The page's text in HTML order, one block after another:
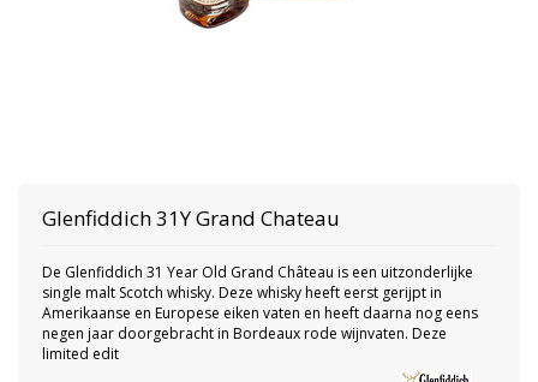
Glenfiddich31Y Grand Chateau
De Glenfiddich 31 Year Old Grand Château is een uitzonderlijke
single malt Scotch whisky. Deze whisky heeft eerst gerijpt in
Amerikaanse en Europese eiken vaten en heeft daarna nog eens
negen jaar doorgebracht in Bordeaux rode wijnvaten. Deze
limited edit